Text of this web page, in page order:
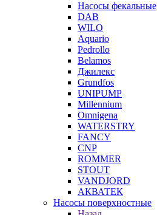
Насосы фекальные
DAB
WILO
Aquario
Pedrollo
Belamos
Джилекс
Grundfos
UNIPUMP
Millennium
Omnigena
WATERSTRY
FANCY
CNP
ROMMER
STOUT
VANDJORD
АКВАТЕК
Насосы поверхностные